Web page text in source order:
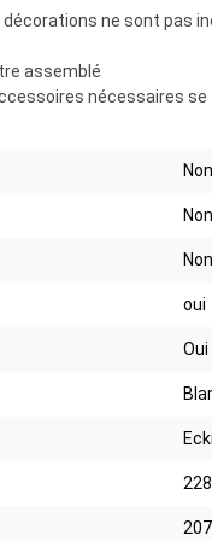
ne sont pas
assemblé
nécessaires se
Non
Non
Non
oui
Oui